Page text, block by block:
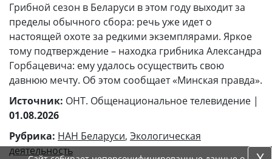
Грибной сезон в Беларуси в этом году выходит за
пределы обычного сбора: речь уже идет о
настоящей охоте за редкими экземплярами. Яркое
тому подтверждение – находка грибника Александра
Горбацевича: ему удалось осуществить свою
давнюю мечту. Об этом сообщает «Минская правда».
Источник: ОНТ. Общенациональное телевидение |
01.08.2026
Рубрика: НАН Беларуси, Экологическая
деятельность